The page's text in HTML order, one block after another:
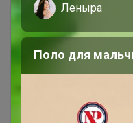
Чтобы
необходимо
Леныра
Поло для